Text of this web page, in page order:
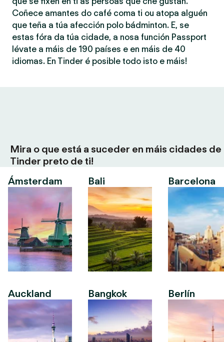
Coñece amantes do café coma ti ou atopa alguén
que teña a túa afección polo bádminton. E, se
estas fóra da túa cidade, a nosa función Passport
lévate a máis de 190 países e en máis de 40
idiomas. En Tinder é posible todo isto e máis!
Mira o que está a suceder en máis cidades de
Tinder preto de ti!
Ámsterdam
Auckland
Bali
Bangkok
Barcelona
Berlín